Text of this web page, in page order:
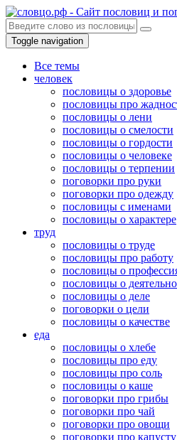
Toggle navigation
Все темы
человек
пословицы о здоровье
пословицы про
пословицы о лени
пословицы о смелости
пословицы о гордости
пословицы о человеке
пословицы о терпении
поговорки про руки
поговорки про одежду
пословицы с именами
пословицы о характере
труд
пословицы о труде
пословицы про работу
пословицы о
пословицы о
пословицы о деле
поговорки о цели
пословицы о качестве
еда
пословицы о хлебе
пословицы про еду
пословицы про соль
пословицы о каше
поговорки про грибы
поговорки про чай
поговорки про овощи
поговорки про капусту